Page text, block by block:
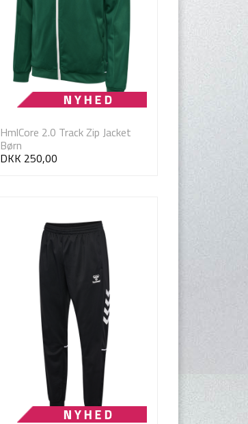
HmlCore 2.0 Track Zip Jacket
Børn
DKK 250,00